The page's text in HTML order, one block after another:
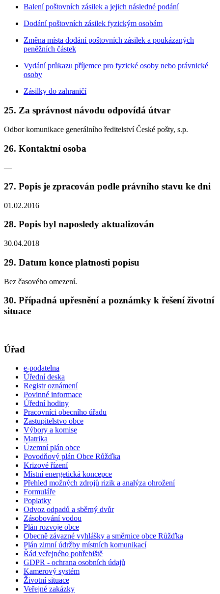
Balení poštovních zásilek a jejich následné podání
Dodání poštovních zásilek fyzickým osobám
Změna místa dodání poštovních zásilek a poukázaných
peněžních částek
Vydání průkazu příjemce pro fyzické osoby nebo právnické
osoby
Zásilky do zahraničí
25. Za správnost návodu odpovídá útvar
Odbor komunikace generálního ředitelství České pošty, s.p.
26. Kontaktní osoba
—
27. Popis je zpracován podle právního stavu ke dni
01.02.2016
28. Popis byl naposledy aktualizován
30.04.2018
29. Datum konce platnosti popisu
Bez časového omezení.
30. Případná upřesnění a poznámky k řešení životní
situace
Úřad
e-podatelna
Úřední deska
Registr oznámení
Povinné informace
Úřední hodiny
Pracovníci obecního úřadu
Zastupitelstvo obce
Výbory a komise
Matrika
Územní plán obce
Povodňový plán Obce Růžďka
Krizové řízení
Místní energetická koncepce
Přehled možných zdrojů rizik a analýza ohrožení
Formuláře
Poplatky
Odvoz odpadů a sběrný dvůr
Zásobování vodou
Plán rozvoje obce
Obecně závazné vyhlášky a směrnice obce Růžďka
Plán zimní údržby místních komunikací
Řád veřejného pohřebiště
GDPR - ochrana osobních údajů
Kamerový systém
Životní situace
Veřejné zakázky